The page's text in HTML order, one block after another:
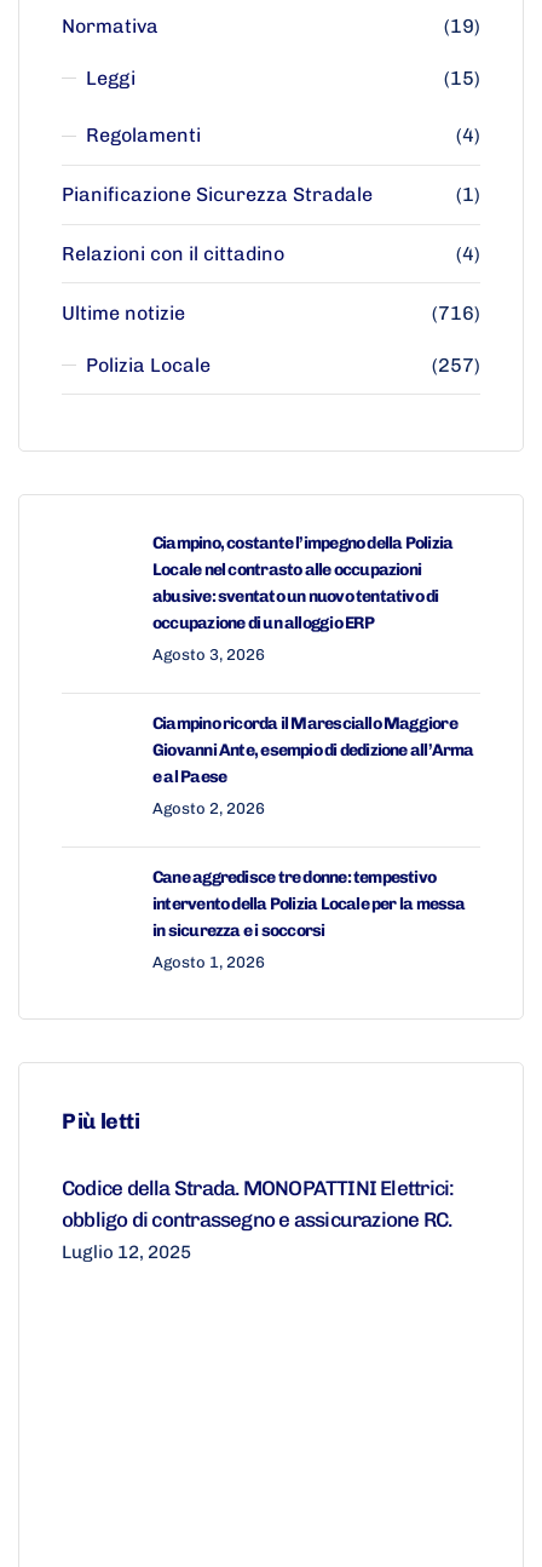
Normativa (19)
Leggi (15)
Regolamenti (4)
Pianificazione Sicurezza Stradale (1)
Relazioni con il cittadino (4)
Ultime notizie (716)
Polizia Locale (257)
Ciampino, costante l’impegno della Polizia
Locale nel contrasto alle occupazioni
abusive: sventato un nuovo tentativo di
occupazione di un alloggio ERP
Agosto 3, 2026
Ciampino ricorda il Maresciallo Maggiore
Giovanni Ante, esempio di dedizione all’Arma
e al Paese
Agosto 2, 2026
Cane aggredisce tre donne: tempestivo
intervento della Polizia Locale per la messa
in sicurezza e i soccorsi
Agosto 1, 2026
Più letti
Codice della Strada. MONOPATTINI Elettrici:
obbligo di contrassegno e assicurazione RC.
Luglio 12, 2025